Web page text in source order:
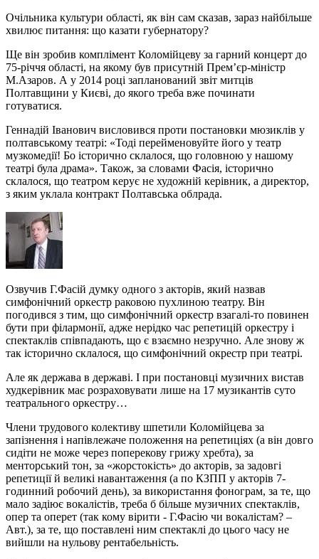
Очільника культури області, як він сам сказав, зараз найбільше
хвилює питання: що казати губернатору?
Ще він зробив комплімент Коломійцеву за гарний концерт до
75-річчя області, на якому був присутній Прем’єр-міністр
М.Азаров. А у 2014 році запланований звіт митців
Полтавщини у Києві, до якого треба вже починати
готуватися.
Геннадій Іванович висловився проти постановки мюзиклів у
полтавському театрі: «Тоді перейменовуйте його у театр
музкомедії! Бо історично склалося, що головною у нашому
театрі була драма». Також, за словами Фасія, історично
склалося, що театром керує не художній керівник, а директор,
з яким уклала контракт Полтавська облрада.
Озвучив Г.Фасій думку одного з акторів, який назвав
симфонічний оркестр раковою пухлиною театру. Він
погодився з тим, що симфонічний оркестр взагалі-то повинен
бути при філармонії, адже нерідко час репетицій оркестру і
спектаклів співпадають, що є взаємно незручно. Але знову ж
так історично склалося, що симфонічний окрестр при театрі.
Але як держава в державі. І при постановці музичних вистав
худкерівник має розраховувати лише на 17 музикантів суто
театрального оркестру…
Члени трудового колективу шпетили Коломійцева за
запізнення і напівлежаче положення на репетиціях (а він довго
сидіти не може через поперекову грижу хребта), за
менторський тон, за «жорстокість» до акторів, за задовгі
репетиції й великі навантаження (а по КЗПП у акторів 7-
годинний робочий день), за використання фонограм, за те, що
мало задіює вокалістів, треба б більше музичних спектаклів,
опер та оперет (так кому вірити - Г.Фасію чи вокалістам? –
Авт.), за те, що поставлені ним спектаклі до цього часу не
вийшли на нульову рентабельність.